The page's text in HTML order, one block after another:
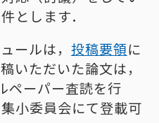
とします．
ールは， 投稿要領に
いただいた論文は，
ペーパー査読を行
小委員会にて登載可